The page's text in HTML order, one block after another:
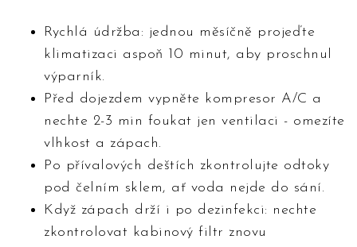
Rychlá údržba: jednou měsíčně projeďte
klimatizaci aspoň 10 minut, aby proschnul
výparník.
Před dojezdem vypněte kompresor A/C a
nechte 2-3 min foukat jen ventilaci - omezíte
vlhkost a zápach.
Po přívalových deštích zkontrolujte odtoky
pod čelním sklem, ať voda nejde do sání.
Když zápach drží i po dezinfekci: nechte
zkontrolovat kabinový filtr znovu